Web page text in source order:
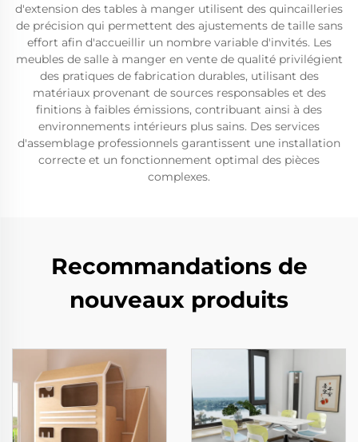
d'extension des tables à manger utilisent des quincailleries
de précision qui permettent des ajustements de taille sans
effort afin d'accueillir un nombre variable d'invités. Les
meubles de salle à manger en vente de qualité privilégient
des pratiques de fabrication durables, utilisant des
matériaux provenant de sources responsables et des
finitions à faibles émissions, contribuant ainsi à des
environnements intérieurs plus sains. Des services
d'assemblage professionnels garantissent une installation
correcte et un fonctionnement optimal des pièces
complexes.
Recommandations de
nouveaux produits